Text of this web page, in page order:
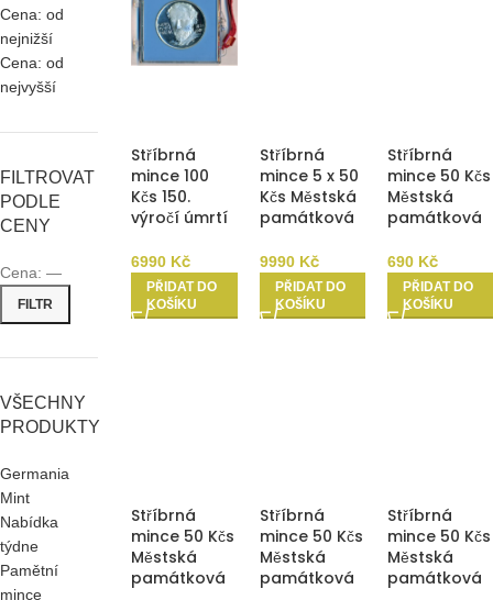
Cena: od
nejnižší
Cena: od
nejvyšší
FILTROVAT
PODLE
CENY
FILTR
Cena: —
VŠECHNY
PRODUKTY
Germania
Mint
Nabídka
týdne
Pamětní
mince
Stříbrná
mince 100
Kčs 150.
výročí úmrtí
Máchy 1986
Proof
6990 Kč
PŘIDAT DO
KOŠÍKU
Stříbrná
mince 5 x 50
Kčs Městská
památková
1986 Proof
Kazeta Tuzex
9990 Kč
PŘIDAT DO
KOŠÍKU
Stříbrná
mince 50 Kčs
Městská
památková
Bratislava
1986 b.k.
690 Kč
PŘIDAT DO
KOŠÍKU
Stříbrná
mince 50 Kčs
Městská
památková
Stříbrná
mince 50 Kčs
Městská
památková
Stříbrná
mince 50 Kčs
Městská
památková